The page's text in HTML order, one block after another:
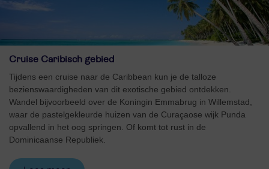
Cruise Caribisch gebied
Tijdens een cruise naar de Caribbean kun je de talloze
bezienswaardigheden van dit exotische gebied ontdekken.
Wandel bijvoorbeeld over de Koningin Emmabrug in Willemstad,
waar de pastelgekleurde huizen van de Curaçaose wijk Punda
opvallend in het oog springen. Of komt tot rust in de
Dominicaanse Republiek.